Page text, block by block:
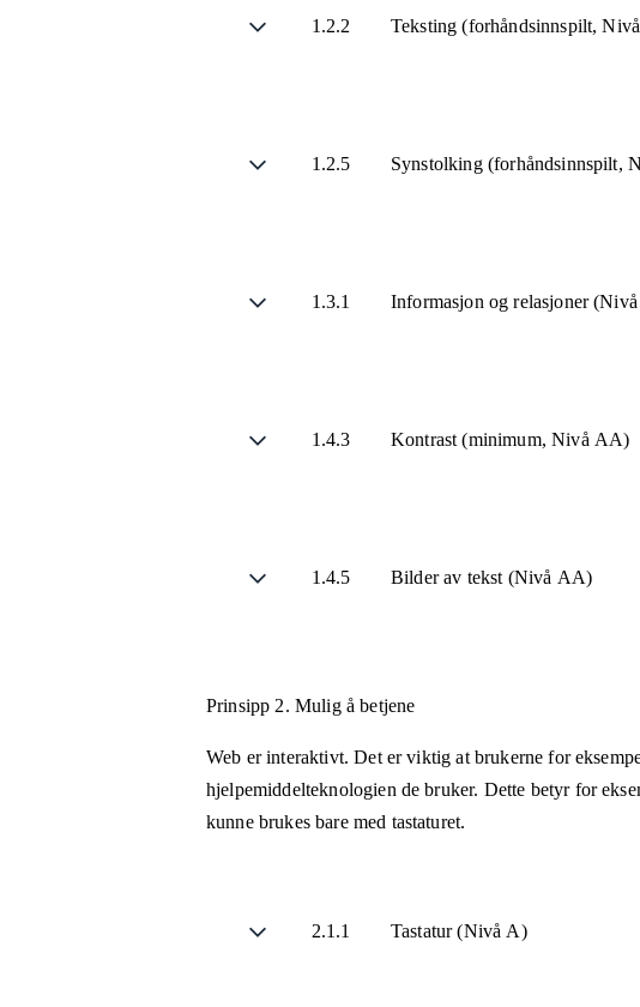
1.2.2 Teksting (forhåndsinnspilt,
1.2.5 Synstolking (forhåndsinnspilt,
1.3.1 Informasjon og relasjoner
1.4.3 Kontrast (minimum, Nivå AA)
1.4.5 Bilder av tekst (Nivå AA)
Prinsipp 2. Mulig å betjene
Web er interaktivt. Det er viktig at brukerne for
hjelpemiddelteknologien de bruker. Dette betyr for
kunne brukes bare med tastaturet.
2.1.1 Tastatur (Nivå A)